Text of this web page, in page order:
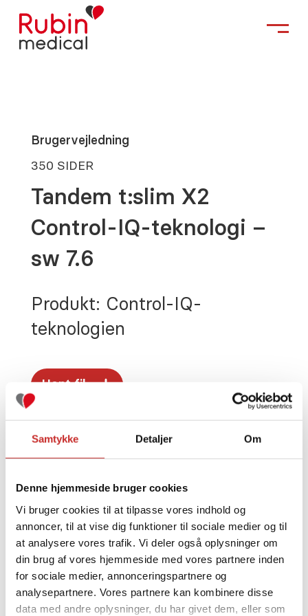
Samtykke Detaljer Om
Denne hjemmeside bruger cookies
Vi bruger cookies til at tilpasse vores indhold og
annoncer, til at vise dig funktioner til sociale medier og til
at analysere vores trafik. Vi deler også oplysninger om
din brug af vores hjemmeside med vores partnere inden
for sociale medier, annonceringspartnere og
analysepartnere. Vores partnere kan kombinere disse
data med andre oplysninger, du har givet dem, eller som
Brugervejledning
350 SIDER
Tandem t:slim X2
Control-IQ-teknologi –
sw 7.6
Produkt: Control-IQ-
teknologien
Hent fil
Andre oplysninger i kategorien
Brugervejledning om Control-IQ-
teknologien
BRUGERVEJLEDNING -
User Guide Control-IQ and